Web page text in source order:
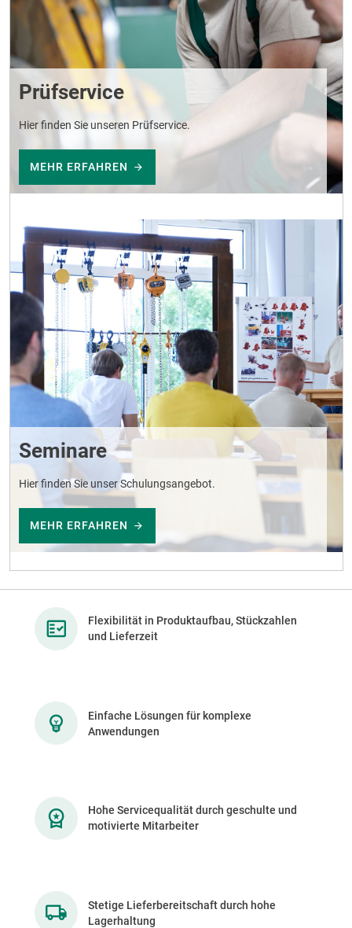
Prüfservice
Hier finden Sie unseren Prüfservice.
MEHR ERFAHREN
Seminare
Hier finden Sie unser Schulungsangebot.
MEHR ERFAHREN
Flexibilität in Produktaufbau, Stückzahlen
und Lieferzeit
Einfache Lösungen für komplexe
Anwendungen
Hohe Servicequalität durch geschulte und
motivierte Mitarbeiter
Stetige Lieferbereitschaft durch hohe
Lagerhaltung